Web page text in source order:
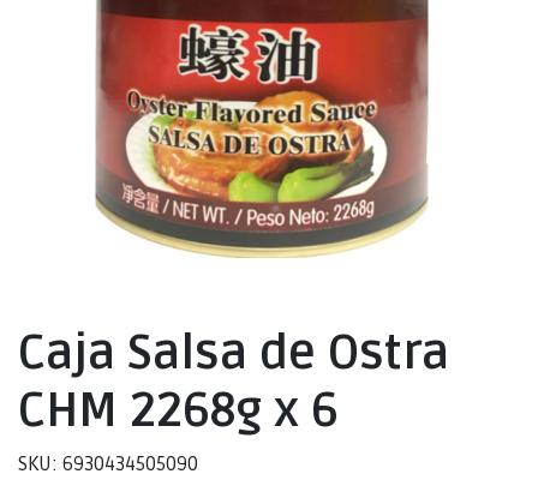
Caja Salsa de Ostra
CHM 2268g x 6
SKU: 6930434505090